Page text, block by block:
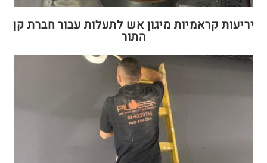
יריעות קראמיות מיגון אש לתעלות עבור חברת קן
התור